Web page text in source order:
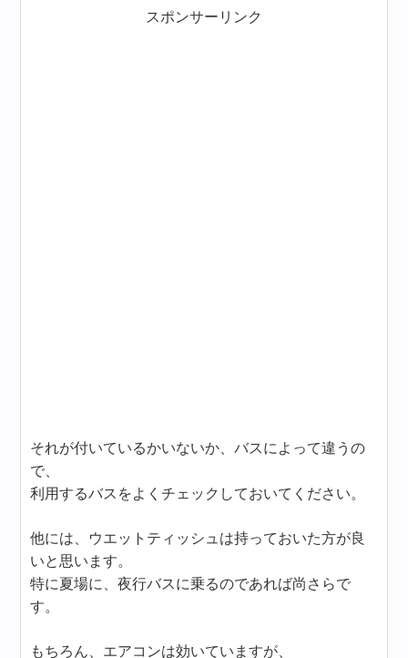
スポンサーリンク
それが付いているかいないか、バスによって違うの
で、
利用するバスをよくチェックしておいてください。
他には、ウエットティッシュは持っておいた方が良
いと思います。
特に夏場に、夜行バスに乗るのであれば尚さらで
す。
もちろん、エアコンは効いていますが、